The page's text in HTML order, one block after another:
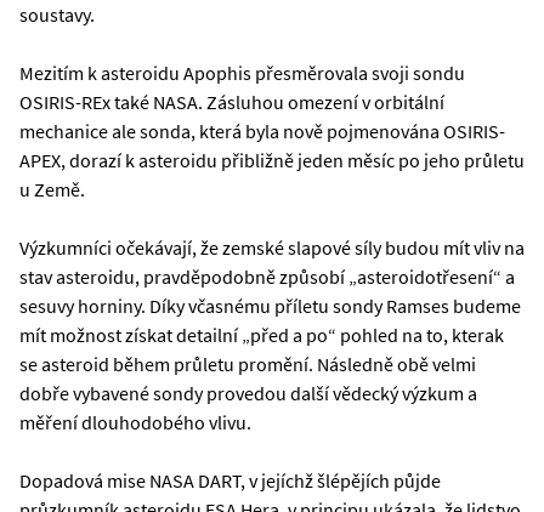
soustavy.
Mezitím k asteroidu Apophis přesměrovala svoji sondu
OSIRIS-REx také NASA. Zásluhou omezení v orbitální
mechanice ale sonda, která byla nově pojmenována OSIRIS-
APEX, dorazí k asteroidu přibližně jeden měsíc po jeho průletu
u Země.
Výzkumníci očekávají, že zemské slapové síly budou mít vliv na
stav asteroidu, pravděpodobně způsobí „asteroidotřesení“ a
sesuvy horniny. Díky včasnému příletu sondy Ramses budeme
mít možnost získat detailní „před a po“ pohled na to, kterak
se asteroid během průletu promění. Následně obě velmi
dobře vybavené sondy provedou další vědecký výzkum a
měření dlouhodobého vlivu.
Dopadová mise NASA DART, v jejíchž šlépějích půjde